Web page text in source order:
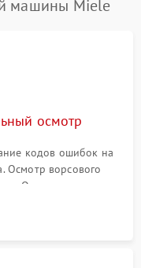
машины Miele
осмотр
кодов ошибок на
Осмотр ворсового
Опрос клиента о
сильно шумит